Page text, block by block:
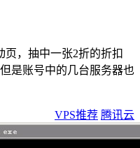
，抽中一张2折的折扣
是账号中的几台服务器也
VPS推荐 腾讯云